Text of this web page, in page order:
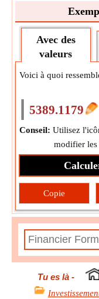
Avec des
valeurs
Voici à quoi
5389.1179
Conseil: Utilisez
modifier les
Copie
Tu es là-